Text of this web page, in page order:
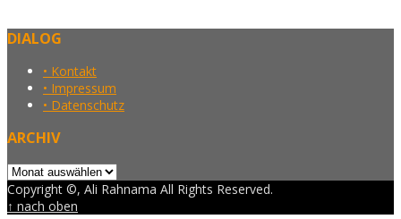
DIALOG
• Kontakt
• Impressum
• Datenschutz
ARCHIV
Archiv
Copyright ©, Ali Rahnama All Rights Reserved.
↑ nach oben